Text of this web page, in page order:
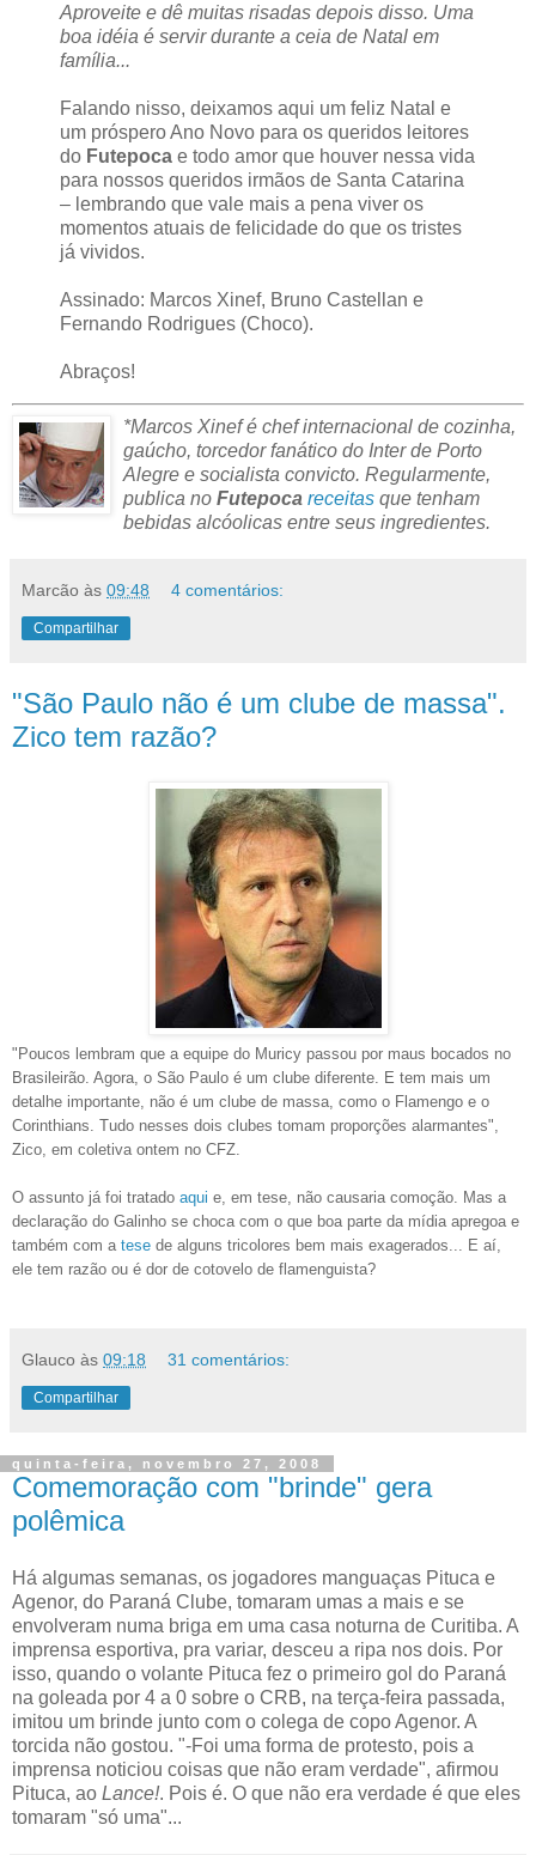
Aproveite e dê muitas risadas depois disso. Uma
boa idéia é servir durante a ceia de Natal em
família...
Falando nisso, deixamos aqui um feliz Natal e
um próspero Ano Novo para os queridos leitores
do Futepoca e todo amor que houver nessa vida
para nossos queridos irmãos de Santa Catarina
– lembrando que vale mais a pena viver os
momentos atuais de felicidade do que os tristes
já vividos.
Assinado: Marcos Xinef, Bruno Castellan e
Fernando Rodrigues (Choco).
Abraços!
*Marcos Xinef é chef internacional de cozinha,
gaúcho, torcedor fanático do Inter de Porto
Alegre e socialista convicto. Regularmente,
publica no Futepoca receitas que tenham
bebidas alcóolicas entre seus ingredientes.
Marcão às 09:48 4 comentários:
Compartilhar
"São Paulo não é um clube de massa".
Zico tem razão?
"Poucos lembram que a equipe do Muricy passou por maus bocados no
Brasileirão. Agora, o São Paulo é um clube diferente. E tem mais um
detalhe importante, não é um clube de massa, como o Flamengo e o
Corinthians. Tudo nesses dois clubes tomam proporções alarmantes",
Zico, em coletiva ontem no CFZ.
O assunto já foi tratado aqui e, em tese, não causaria comoção. Mas a
declaração do Galinho se choca com o que boa parte da mídia apregoa e
também com a tese de alguns tricolores bem mais exagerados... E aí,
ele tem razão ou é dor de cotovelo de flamenguista?
Glauco às 09:18 31 comentários:
Compartilhar
quinta-feira, novembro 27, 2008
Comemoração com "brinde" gera
polêmica
Há algumas semanas, os jogadores manguaças Pituca e
Agenor, do Paraná Clube, tomaram umas a mais e se
envolveram numa briga em uma casa noturna de Curitiba. A
imprensa esportiva, pra variar, desceu a ripa nos dois. Por
isso, quando o volante Pituca fez o primeiro gol do Paraná
na goleada por 4 a 0 sobre o CRB, na terça-feira passada,
imitou um brinde junto com o colega de copo Agenor. A
torcida não gostou. "-Foi uma forma de protesto, pois a
imprensa noticiou coisas que não eram verdade", afirmou
Pituca, ao Lance!. Pois é. O que não era verdade é que eles
tomaram "só uma"...